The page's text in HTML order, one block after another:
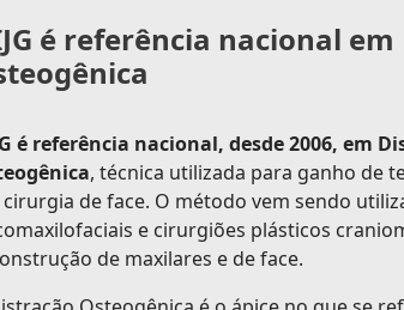
é referência nacional
é referência nacional, desde 2006, em
, técnica utilizada para ganho de
cirurgia de face. O método vem sendo
e cirurgiões plásticos
de maxilares e de face.